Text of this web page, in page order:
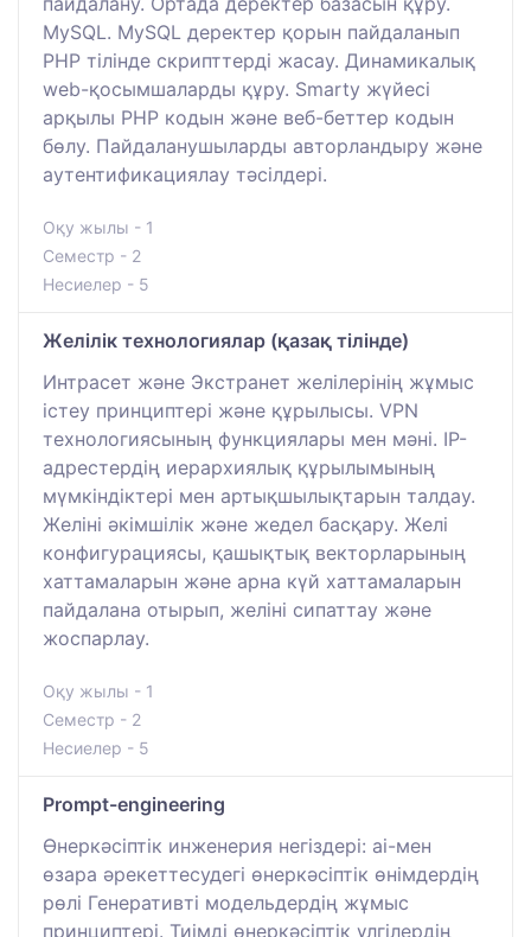
MySQL. MySQL деректер қорын пайдаланып
PHP тілінде скрипттерді жасау. Динамикалық
web-қосымшаларды құру. Smarty жүйесі
арқылы PHP кодын және веб-беттер кодын
бөлу. Пайдаланушыларды авторландыру және
аутентификациялау тәсілдері.
Оқу жылы - 1
Семестр - 2
Несиелер - 5
Желілік технологиялар (қазақ тілінде)
Интрасет және Экстранет желілерінің жұмыс
істеу принциптері және құрылысы. VPN
технологиясының функциялары мен мәні. IP-
адрестердің иерархиялық құрылымының
мүмкіндіктері мен артықшылықтарын талдау.
Желіні әкімшілік және жедел басқару. Желі
конфигурациясы, қашықтық векторларының
хаттамаларын және арна күй хаттамаларын
пайдалана отырып, желіні сипаттау және
жоспарлау.
Оқу жылы - 1
Семестр - 2
Несиелер - 5
Prompt-engineering
Өнеркәсіптік инженерия негіздері: ai-мен
өзара әрекеттесудегі өнеркәсіптік өнімдердің
рөлі Генеративті модельдердің жұмыс
принциптері. Тиімді өнеркәсіптік үлгілердің